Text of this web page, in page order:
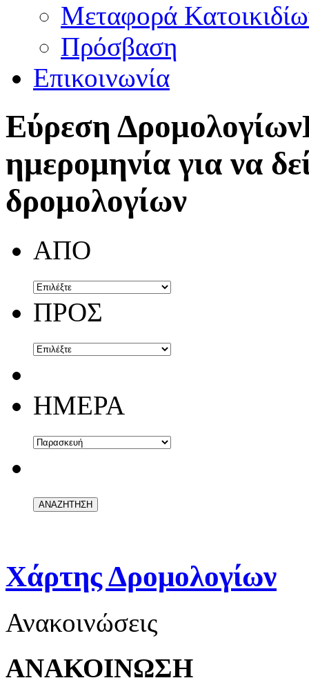
Μεταφορά
Πρόσβαση
Επικοινωνία
Εύρεση Δρομολογίων
ημερομηνία για να
δρομολογίων
ΑΠΟ
ΠΡΟΣ
ΗΜΕΡΑ
Χάρτης Δρομολογίων
Ανακοινώσεις
ΑΝΑΚΟΙΝΩΣΗ